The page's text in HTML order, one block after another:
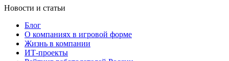
Новости и статьи
Блог
О компаниях в игровой форме
Жизнь в компании
ИТ-проекты